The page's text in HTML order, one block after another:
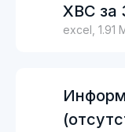
ХВС за
excel, 1.91